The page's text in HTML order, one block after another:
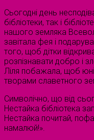
Сьогодні день
бібліотеки, так і
нашого земляка
завітала фея і
того, щоб дітки
розпізнавати добро і
Ліля побажала, щоб
творами славетного
Символічно, що від
Нестайка бібліотека
Нестайка почитай,
намалюй!».